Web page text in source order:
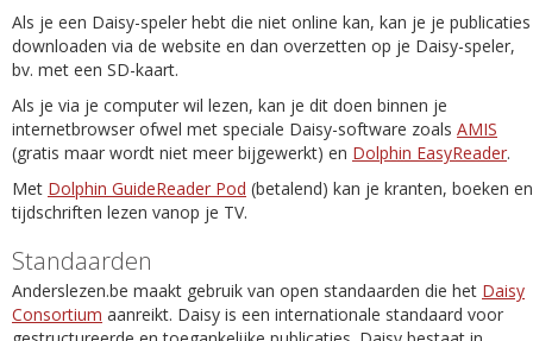
Als je een Daisy-speler hebt die niet online kan, kan je je publicaties
downloaden via de website en dan overzetten op je Daisy-speler,
bv. met een SD-kaart.
Als je via je computer wil lezen, kan je dit doen binnen je
internetbrowser ofwel met speciale Daisy-software zoals AMIS
(gratis maar wordt niet meer bijgewerkt) en Dolphin EasyReader.
Met Dolphin GuideReader Pod (betalend) kan je kranten, boeken en
tijdschriften lezen vanop je TV.
Standaarden
Anderslezen.be maakt gebruik van open standaarden die het Daisy
Consortium aanreikt. Daisy is een internationale standaard voor